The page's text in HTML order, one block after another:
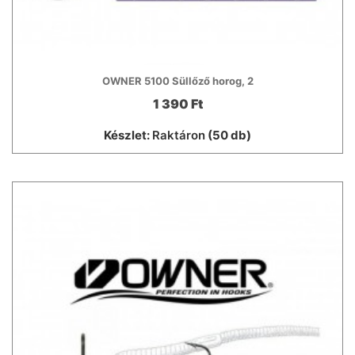
OWNER 5100 Süllőző horog, 2
1 390 Ft
Készlet: Raktáron (50 db)